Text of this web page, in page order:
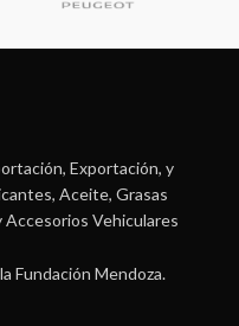
Exportación, y
Aceite, Grasas
Vehiculares
Fundación Mendoza.